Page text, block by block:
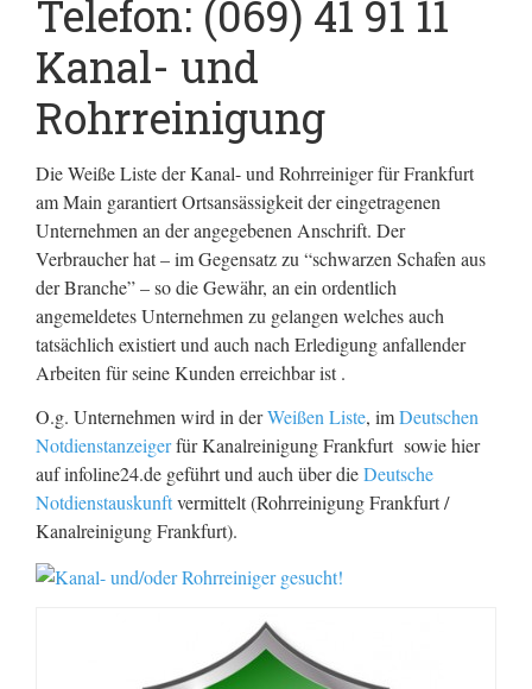
Telefon: (069) 41 91 11
Kanal- und
Rohrreinigung
Die Weiße Liste der Kanal- und Rohrreiniger für Frankfurt
am Main garantiert Ortsansässigkeit der eingetragenen
Unternehmen an der angegebenen Anschrift. Der
Verbraucher hat – im Gegensatz zu “schwarzen Schafen aus
der Branche” – so die Gewähr, an ein ordentlich
angemeldetes Unternehmen zu gelangen welches auch
tatsächlich existiert und auch nach Erledigung anfallender
Arbeiten für seine Kunden erreichbar ist .
O.g. Unternehmen wird in derWeißen Liste, imDeutschen
Notdienstanzeigerfür Kanalreinigung Frankfurt sowie hier
auf infoline24.de geführt und auch über dieDeutsche
Notdienstauskunftvermittelt (Rohrreinigung Frankfurt /
Kanalreinigung Frankfurt).